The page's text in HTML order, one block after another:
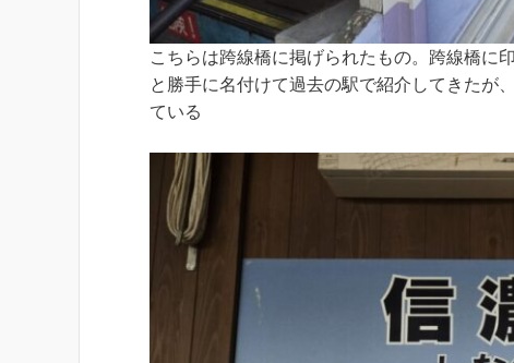
こちらは跨線橋に掲げられたもの。跨線橋に
と勝手に名付けて過去の駅で紹介してきたが
ている